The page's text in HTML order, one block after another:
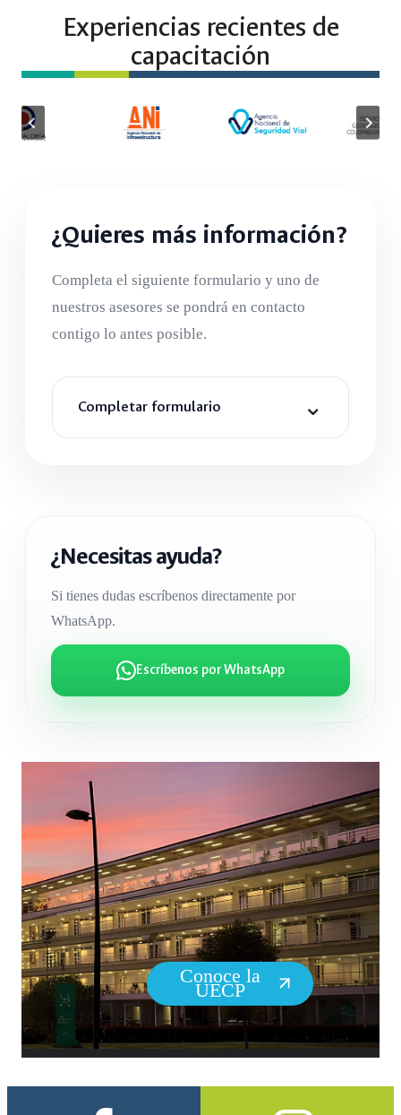
Experiencias recientes de
capacitación
¿Quieres más información?
Completa el siguiente formulario y uno de
nuestros asesores se pondrá en contacto
contigo lo antes posible.
Completar formulario ⌄
Correo electrónico
Teléfono
Mensaje
¿Necesitas ayuda?
Si tienes dudas escríbenos directamente por
WhatsApp.
Escríbenos por WhatsApp
Conoce la
UECP